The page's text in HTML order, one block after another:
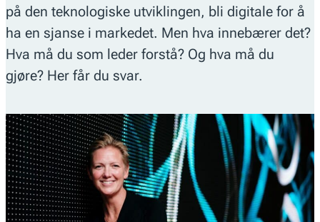
på den teknologiske utviklingen, bli digitale for å
ha en sjanse i markedet. Men hva innebærer det?
Hva må du som leder forstå? Og hva må du
gjøre? Her får du svar.